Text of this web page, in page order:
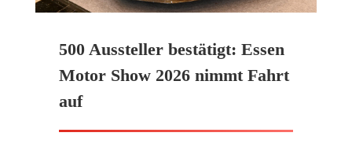
500 Aussteller bestätigt: Essen
Motor Show 2026 nimmt Fahrt
auf